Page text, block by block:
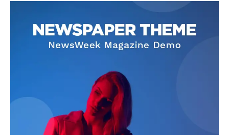
Contact us
Subscription Plans
My account